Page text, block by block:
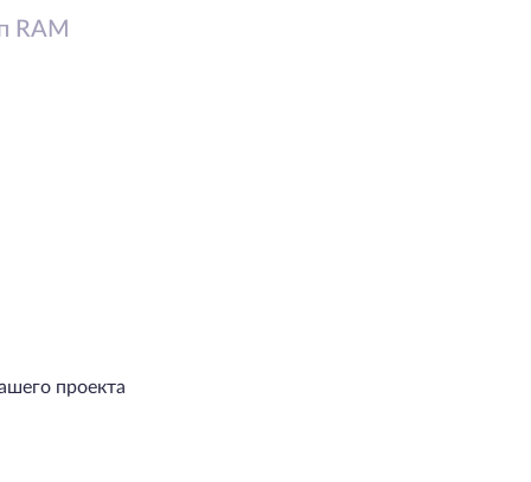
RAM
проекта